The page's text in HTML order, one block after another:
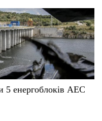
5 енергоблоків АЕС